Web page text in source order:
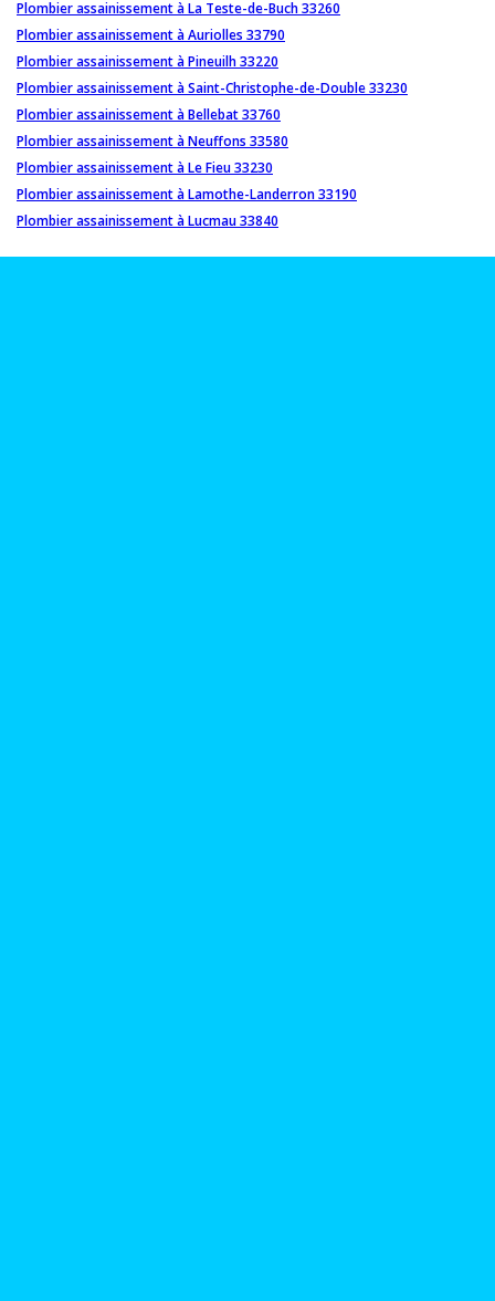
Plombier assainissement à La Teste-de-Buch 33260
Plombier assainissement à Auriolles 33790
Plombier assainissement à Pineuilh 33220
Plombier assainissement à Saint-Christophe-de-Double 33230
Plombier assainissement à Bellebat 33760
Plombier assainissement à Neuffons 33580
Plombier assainissement à Le Fieu 33230
Plombier assainissement à Lamothe-Landerron 33190
Plombier assainissement à Lucmau 33840